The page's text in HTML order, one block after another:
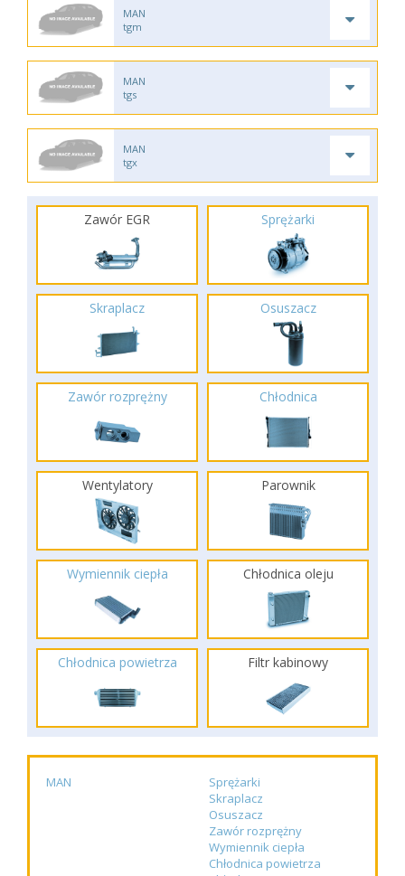
MAN
tgm
MAN
tgs
MAN
tgx
Zawór EGR Sprężarki
Skraplacz Osuszacz
Zawór rozprężny Chłodnica
Wentylatory Parownik
Wymiennik ciepła Chłodnica oleju
Chłodnica powietrza Filtr kabinowy
MAN
Sprężarki
Skraplacz
Osuszacz
Zawór rozprężny
Wymiennik ciepła
Chłodnica powietrza